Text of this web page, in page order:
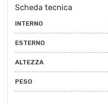
Scheda tecnica
INTERNO
ESTERNO
ALTEZZA
PESO